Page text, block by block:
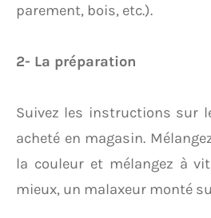
parement, bois, etc.).
2- La préparation
Suivez les instructions sur
acheté en magasin.
la couleur et mélangez à
mieux, un malaxeur monté